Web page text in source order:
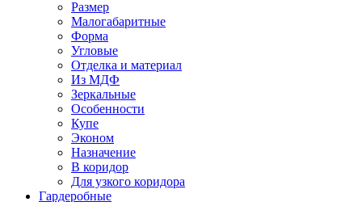
Размер
Малогабаритные
Форма
Угловые
Отделка и материал
Из МДФ
Зеркальные
Особенности
Купе
Эконом
Назначение
В коридор
Для узкого коридора
Гардеробные